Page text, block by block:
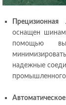
Прецизионная
оснащен
помощью
надежные
промышленного